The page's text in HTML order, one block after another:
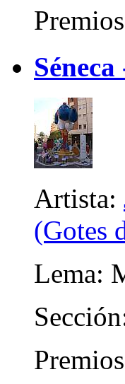
Artista:
(Gotes
Lema: